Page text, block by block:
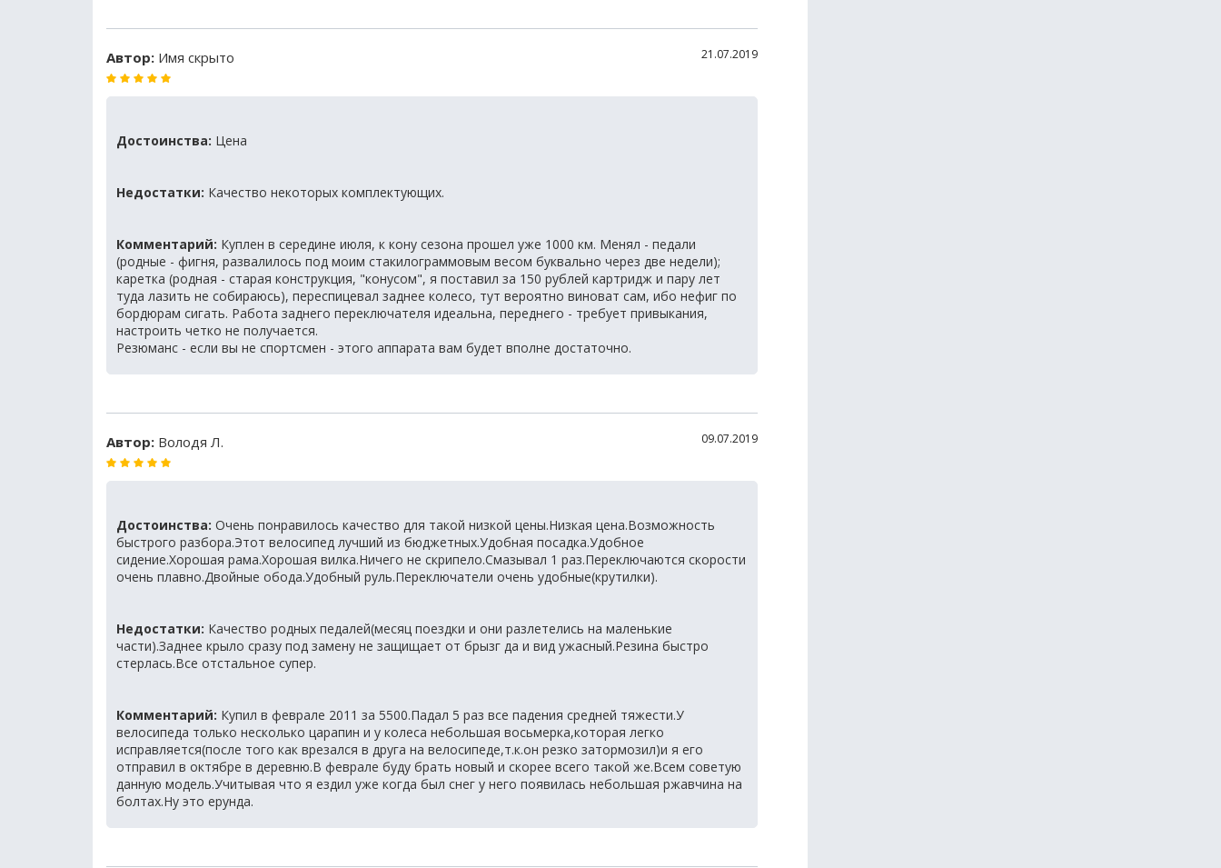
Автор: Имя скрыто 21.07.2019
Достоинства: Цена
Недостатки: Качество некоторых комплектующих.
Комментарий: Куплен в середине июля, к кону сезона прошел уже 1000 км. Менял - педали
(родные - фигня, развалилось под моим стакилограммовым весом буквально через две недели);
каретка (родная - старая конструкция, "конусом", я поставил за 150 рублей картридж и пару лет
туда лазить не собираюсь), переспицевал заднее колесо, тут вероятно виноват сам, ибо нефиг по
бордюрам сигать. Работа заднего переключателя идеальна, переднего - требует привыкания,
настроить четко не получается.
Резюманс - если вы не спортсмен - этого аппарата вам будет вполне достаточно.
Автор: Володя Л. 09.07.2019
Достоинства: Очень понравилось качество для такой низкой цены.Низкая цена.Возможность
быстрого разбора.Этот велосипед лучший из бюджетных.Удобная посадка.Удобное
сидение.Хорошая рама.Хорошая вилка.Ничего не скрипело.Смазывал 1 раз.Переключаются скорости
очень плавно.Двойные обода.Удобный руль.Переключатели очень удобные(крутилки).
Недостатки: Качество родных педалей(месяц поездки и они разлетелись на маленькие
части).Заднее крыло сразу под замену не защищает от брызг да и вид ужасный.Резина быстро
стерлась.Все отстальное супер.
Комментарий: Купил в феврале 2011 за 5500.Падал 5 раз все падения средней тяжести.У
велосипеда только несколько царапин и у колеса небольшая восьмерка,которая легко
исправляется(после того как врезался в друга на велосипеде,т.к.он резко затормозил)и я его
отправил в октябре в деревню.В феврале буду брать новый и скорее всего такой же.Всем советую
данную модель.Учитывая что я ездил уже когда был снег у него появилась небольшая ржавчина на
болтах.Ну это ерунда.